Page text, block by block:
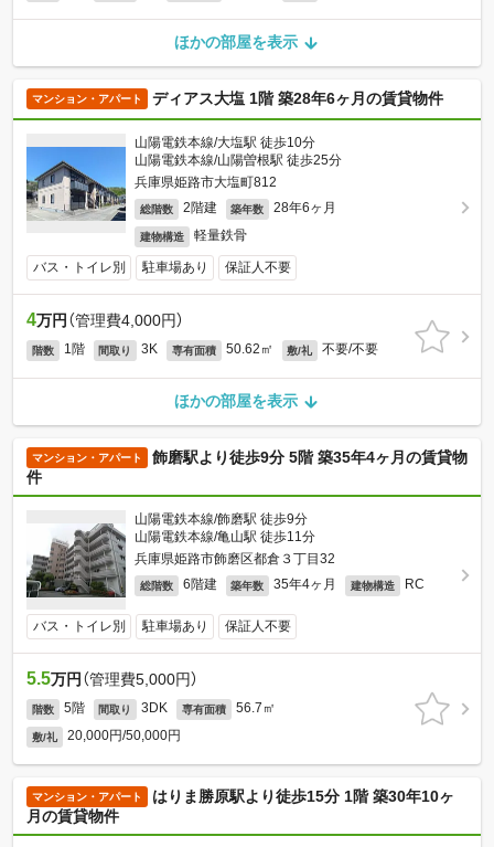
ほかの部屋を表示
マンション・アパート ディアス大塩 1階 築28年6ヶ月の賃貸物件
山陽電鉄本線/大塩駅 徒歩10分
山陽電鉄本線/山陽曽根駅 徒歩25分
兵庫県姫路市大塩町812
総階数 2階建 築年数 28年6ヶ月
建物構造 軽量鉄骨
バス・トイレ別 駐車場あり 保証人不要
4万円 （管理費4,000円）
階数 1階 間取り 3K 専有面積 50.62㎡ 敷/礼 不要/不要
ほかの部屋を表示
マンション・アパート
飾磨駅より徒歩9分 5階 築35年4ヶ月の賃貸物
件
山陽電鉄本線/飾磨駅 徒歩9分
山陽電鉄本線/亀山駅 徒歩11分
兵庫県姫路市飾磨区都倉３丁目32
総階数 6階建 築年数 35年4ヶ月 建物構造 RC
バス・トイレ別 駐車場あり 保証人不要
5.5万円 （管理費5,000円）
階数 5階 間取り 3DK 専有面積 56.7㎡
敷/礼 20,000円/50,000円
マンション・アパート
はりま勝原駅より徒歩15分 1階 築30年10ヶ
月の賃貸物件